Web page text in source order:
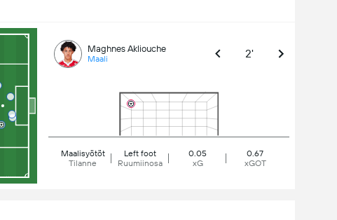
Maghnes Akliouche
Maali 2'
Maalisyötöt
Tilanne
Left foot
Ruumiinosa
0.05
xG
0.67
xGOT